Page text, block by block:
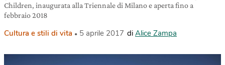
Children, inaugurata alla Triennale di Milano e aperta fino a
febbraio 2018
Cultura e stili di vita 5 aprile 2017 di Alice Zampa